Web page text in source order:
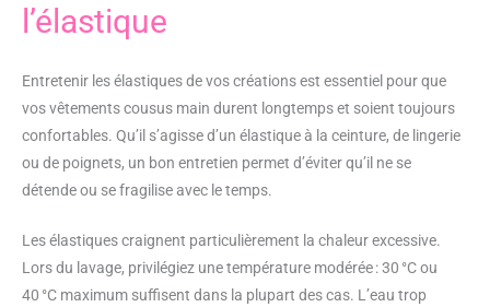
l’élastique
Entretenir les élastiques de vos créations est essentiel pour que
vos vêtements cousus main durent longtemps et soient toujours
confortables. Qu’il s’agisse d’un élastique à la ceinture, de lingerie
ou de poignets, un bon entretien permet d’éviter qu’il ne se
détende ou se fragilise avec le temps.
Les élastiques craignent particulièrement la chaleur excessive.
Lors du lavage, privilégiez une température modérée : 30 °C ou
40 °C maximum suffisent dans la plupart des cas. L’eau trop